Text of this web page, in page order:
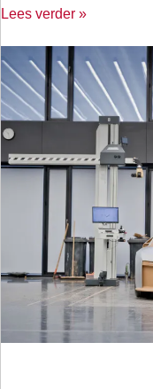
Lees verder »